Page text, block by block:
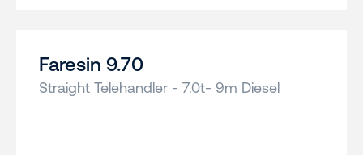
Faresin 9.70
Straight Telehandler - 7.0t- 9m Diesel